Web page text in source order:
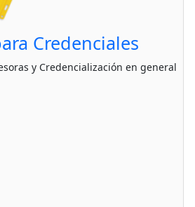
Credenciales
y Credencialización en general